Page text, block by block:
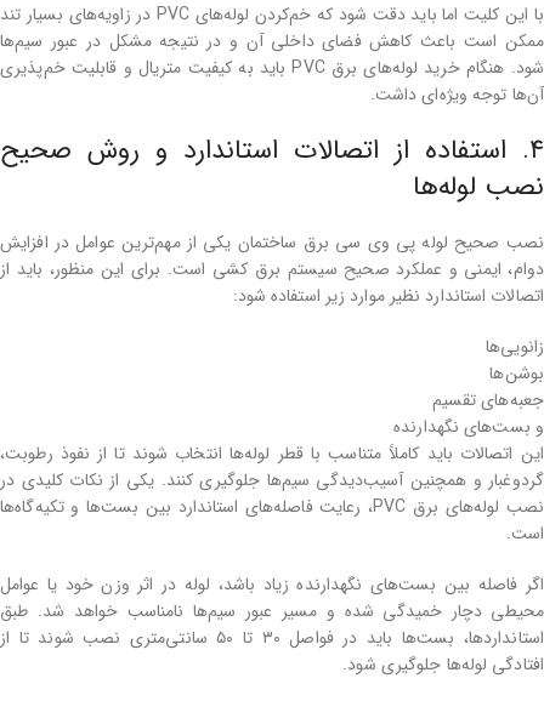
با این کلیت اما باید دقت شود که خم‌کردن لوله‌های PVC در زاویه‌های بسیار تند
ممکن است باعث کاهش فضای داخلی آن و در نتیجه مشکل در عبور سیم‌ها
شود. هنگام خرید لوله‌های برق PVC باید به کیفیت متریال و قابلیت خم‌پذیری
آن‌ها توجه ویژه‌ای داشت.
۴. استفاده از اتصالات استاندارد و روش صحیح
نصب لوله‌ها
نصب صحیح لوله پی وی سی برق ساختمان یکی از مهم‌ترین عوامل در افزایش
دوام، ایمنی و عملکرد صحیح سیستم برق ‌کشی است. برای این منظور، باید از
اتصالات استاندارد نظیر موارد زیر استفاده شود:
زانویی‌ها
بوشن‌ها
جعبه‌های تقسیم
و بست‌های نگهدارنده
این اتصالات باید کاملاً متناسب با قطر لوله‌ها انتخاب شوند تا از نفوذ رطوبت،
گردوغبار و همچنین آسیب‌دیدگی سیم‌ها جلوگیری کنند. یکی از نکات کلیدی در
نصب لوله‌های برق PVC، رعایت فاصله‌های استاندارد بین بست‌ها و تکیه‌گاه‌ها
است.
اگر فاصله بین بست‌های نگهدارنده زیاد باشد، لوله در اثر وزن خود یا عوامل
محیطی دچار خمیدگی شده و مسیر عبور سیم‌ها نامناسب خواهد شد. طبق
استانداردها، بست‌ها باید در فواصل ۳۰ تا ۵۰ سانتی‌متری نصب شوند تا از
افتادگی لوله‌ها جلوگیری شود.